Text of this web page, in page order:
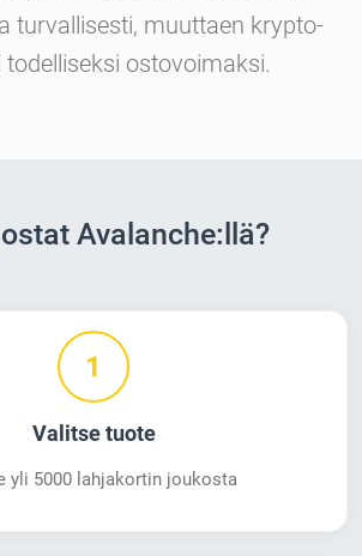
turvallisesti, muuttaen krypto-
todelliseksi ostovoimaksi.
Avalanche:llä?
1
Valitse tuote
yli 5000 lahjakortin joukosta